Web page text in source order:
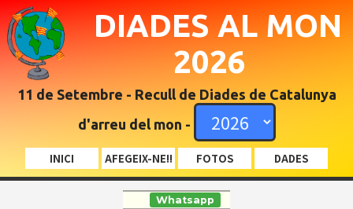
DIADES AL MON
2026
11 de Setembre - Recull de Diades de Catalunya
d'arreu del mon -
INICI AFEGEIX-NE!! FOTOS DADES
Whatsapp